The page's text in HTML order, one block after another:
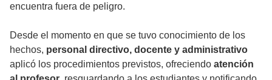
encuentra fuera de peligro.
Desde el momento en que se tuvo conocimiento de los
hechos, personal directivo, docente y administrativo
aplicó los procedimientos previstos, ofreciendo atención